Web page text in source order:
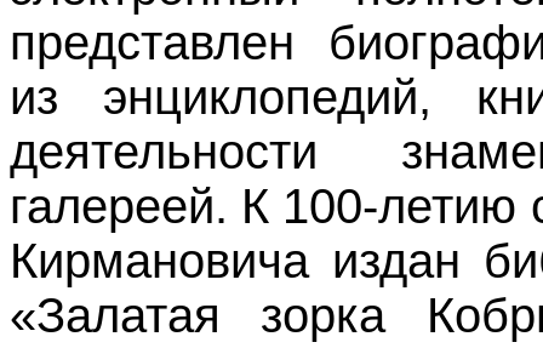
представлен
из энциклопедий,
деятельности
галереей. К 100-
Кирмановича издан
«Залатая зорка